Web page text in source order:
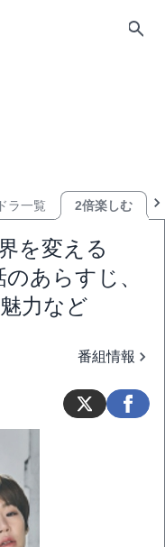
ラ一覧 2倍楽しむ
を変える
あらすじ、
力など
番組情報